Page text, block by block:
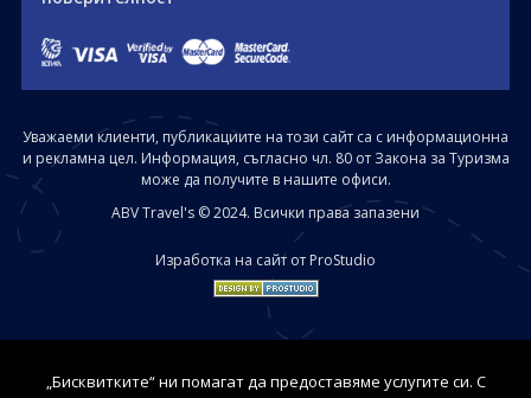
Уважаеми клиенти, публикациите на този сайт са с информационна
и рекламна цел. Информация, съгласно чл. 80 от Закона за Туризма
може да получите в нашите офиси.
ABV Travel's © 2024. Всички права запазени
Изработка на сайт от ProStudio
„Бисквитките“ ни помагат да предоставяме услугите си. С